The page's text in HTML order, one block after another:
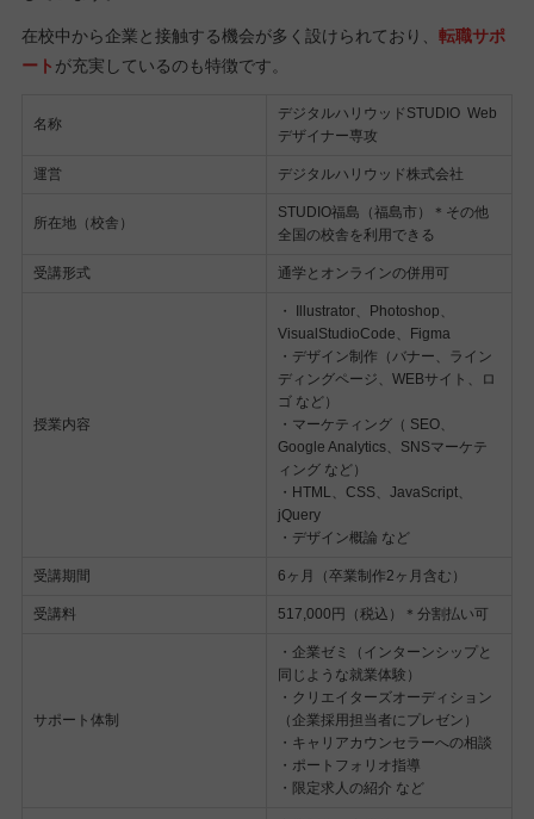
在校中から企業と接触する機会が多く設けられており、 転職サポ
ート が充実しているのも特徴です。
名称
デジタルハリウッドSTUDIO Web
デザイナー専攻
運営 デジタルハリウッド株式会社
所在地（校舎）
STUDIO福島（福島市）＊その他
全国の校舎を利用できる
受講形式 通学とオンラインの併用可
授業内容
・ Illustrator、Photoshop、
VisualStudioCode、Figma
・デザイン制作（バナー、ライン
ディングページ、WEBサイト、ロ
ゴ など）
・マーケティング（ SEO、
Google Analytics、SNSマーケテ
ィング など）
・HTML、CSS、JavaScript、
jQuery
・デザイン概論 など
受講期間 6ヶ月（卒業制作2ヶ月含む）
受講料 517,000円（税込）＊分割払い可
サポート体制
・企業ゼミ（インターンシップと
同じような就業体験）
・クリエイターズオーディション
（企業採用担当者にプレゼン）
・キャリアカウンセラーへの相談
・ポートフォリオ指導
・限定求人の紹介 など